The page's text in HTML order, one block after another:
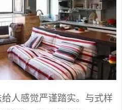
人感觉严谨踏实。与式样